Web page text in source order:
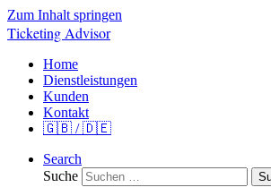
Zum Inhalt springen
Ticketing Advisor
Home
Dienstleistungen
Kunden
Kontakt
🇬🇧 / 🇩🇪
Search
Suche